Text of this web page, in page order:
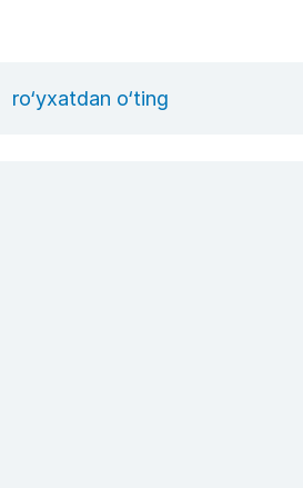
ro‘yxatdan o‘ting